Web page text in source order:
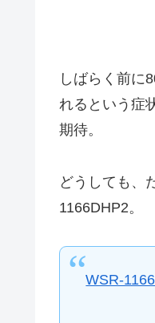
しばらく前に
れるという症
期待。
どうしても、
1166DHP2。
WSR-